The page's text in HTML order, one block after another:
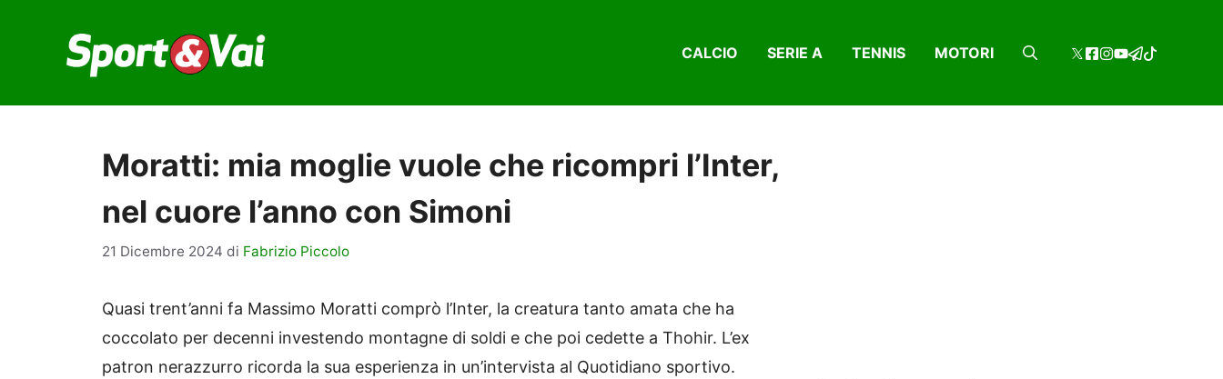
contenuto
CALCIO SERIE A TENNIS MOTORI
Moratti: mia moglie vuole che ricompri l’Inter,
nel cuore l’anno con Simoni
21 Dicembre 2024 di Fabrizio Piccolo
Quasi trent’anni fa Massimo Moratti comprò l’Inter, la creatura tanto amata che ha
coccolato per decenni investendo montagne di soldi e che poi cedette a Thohir. L’ex
patron nerazzurro ricorda la sua esperienza in un’intervista al Quotidiano sportivo.